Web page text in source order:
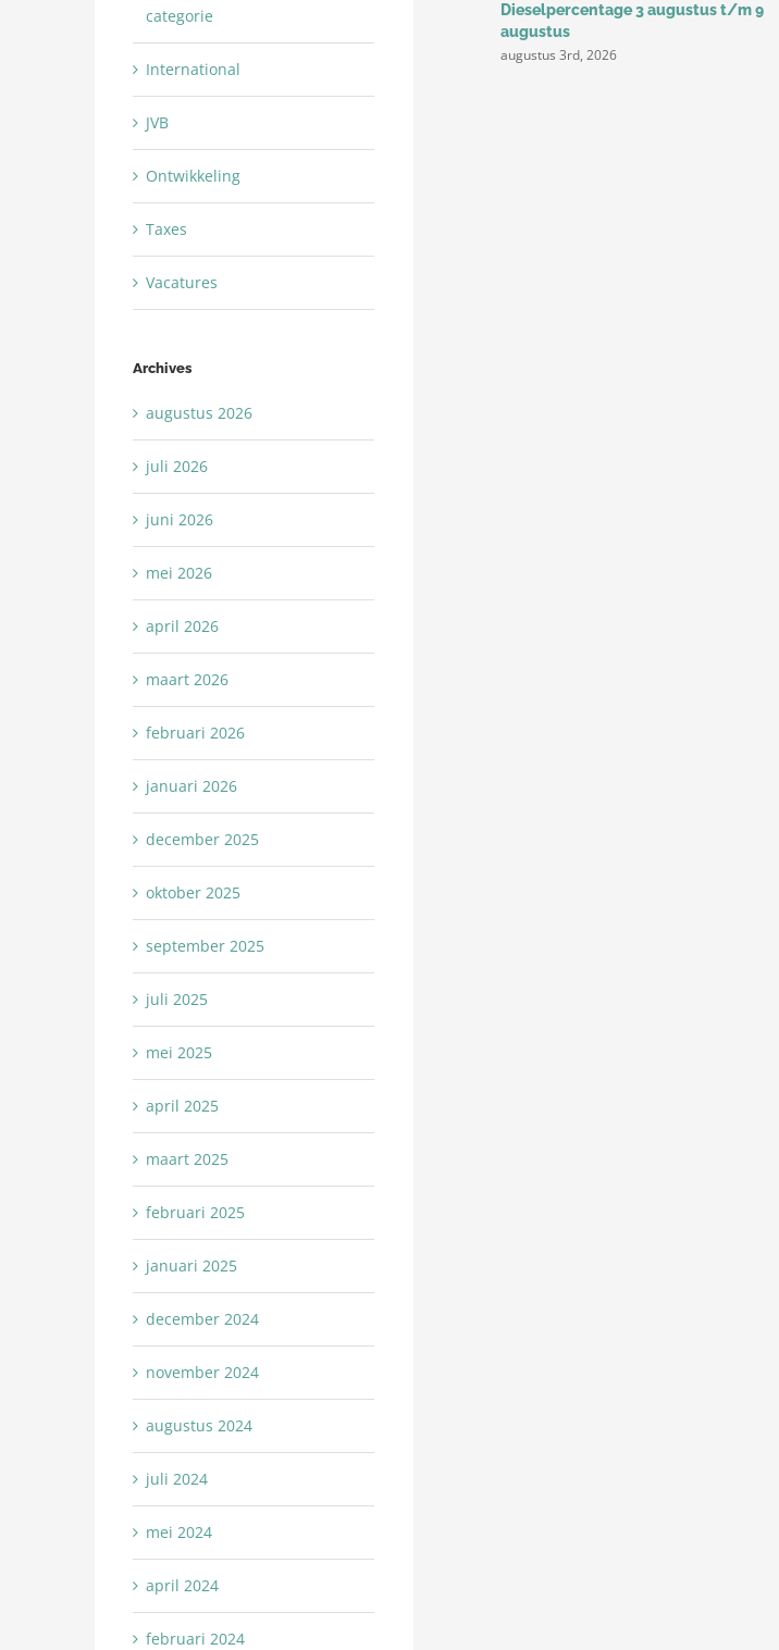
Dieselpercentage 3 augustus t/m 9
augustus
augustus 3rd, 2026
categorie
International
JVB
Ontwikkeling
Taxes
Vacatures
Archives
augustus 2026
juli 2026
juni 2026
mei 2026
april 2026
maart 2026
februari 2026
januari 2026
december 2025
oktober 2025
september 2025
juli 2025
mei 2025
april 2025
maart 2025
februari 2025
januari 2025
december 2024
november 2024
augustus 2024
juli 2024
mei 2024
april 2024
februari 2024